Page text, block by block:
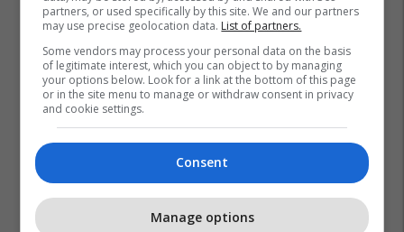
partners, or used specifically by this site. We and our partners
may use precise geolocation data. List of partners.
Some vendors may process your personal data on the basis
of legitimate interest, which you can object to by managing
your options below. Look for a link at the bottom of this page
or in the site menu to manage or withdraw consent in privacy
and cookie settings.
Consent
Manage options